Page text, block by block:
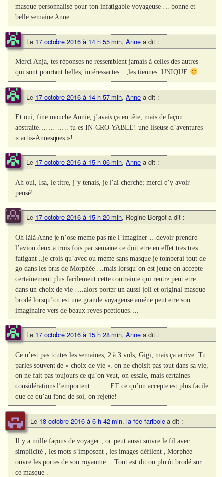
masque personnalisé pour ton infatigable voyageuse … bonne et
belle semaine Anne
Le 17 octobre 2016 à 14 h 55 min, Anne a dit :
Merci Anja, tes réponses ne ressemblent jamais à celles des autres
qui sont pourtant belles, intéressantes…;les tiennes: UNIQUE
Le 17 octobre 2016 à 14 h 57 min, Anne a dit :
Et oui, fine mouche Annie, j’avais ça en tête, mais de façon
abstraite…………. tu es IN-CRO-YABLE! une liseuse d’aventures
« artis-Annesques »!
Le 17 octobre 2016 à 15 h 06 min, Anne a dit :
Ah oui, Isa, le titre, j’y tenais, je l’ai cherché; merci d’y avoir
pensé!
Le 17 octobre 2016 à 15 h 20 min, Regine Bergot a dit :
Oh làlà Anne je n’ose meme pas me l’imaginer …devoir prendre
l’avion deux a trois fois par semaine ce doit etre en effet tres tres
fatigant ..je crois qu’avec ou meme sans masque je tomberai tout de
go dans les bras de Morphée …mais lorsqu’on est jeune on accepte
certainement plus facilement cette contrainte qui rentre peut etre
dans un choix de vie ….alors porter un aussi joli et original masque
brodé lorsqu’on est une grande voyageuse améne peut etre son
imaginaire vers de beaux reves poetiques….
Le 17 octobre 2016 à 15 h 28 min, Anne a dit :
Ce n’est pas toutes les semaines, 2 à 3 vols, Gigi; mais ça arrive. Tu
parles souvent de « choix de vie », on ne choisit pas tout dans sa vie,
on ne fait pas toujours ce qu’on veut, on essaie, mais certaines
considérations l’emportent………ET ce qu’on accepte est plus facile
que ce qu’au fond de soi, on rejette!
Le 18 octobre 2016 à 6 h 42 min, la fée faribole a dit :
Il y a mille façons de voyager , on peut aussi suivre le fil avec
simplicité , les mots s’imposent , les images défilent , Morphée
ouvre les portes de son royaume …Tout est dit ou plutôt brodé sur
ce masque .